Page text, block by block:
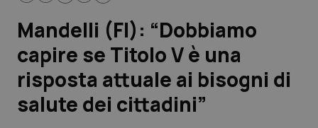
Governo e Parlamento
Regioni e Asl
Lavoro e Professioni
Mandelli (FI): “Dobbiamo
capire se Titolo V è una
risposta attuale ai bisogni di
salute dei cittadini”